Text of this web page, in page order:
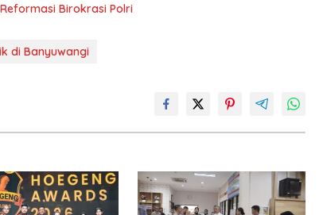
Birokrasi Polri
di Banyuwangi